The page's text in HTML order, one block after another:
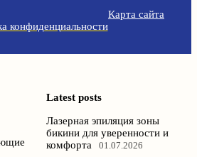
Карта сайта
конфиденциальности
Latest posts
Лазерная эпиляция зоны
бикини для уверенности и
комфорта
01.07.2026